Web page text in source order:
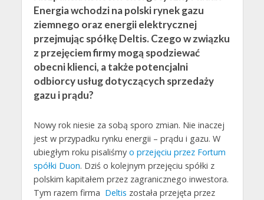
Energia wchodzi na polski rynek gazu
ziemnego oraz energii elektrycznej
przejmując spółkę Deltis. Czego w związku
z przejęciem firmy mogą spodziewać
obecni klienci, a także potencjalni
odbiorcy usług dotyczących sprzedaży
gazu i prądu?
Nowy rok niesie za sobą sporo zmian. Nie inaczej
jest w przypadku rynku energii – prądu i gazu. W
ubiegłym roku pisaliśmy o przejęciu przez Fortum
spółki Duon. Dziś o kolejnym przejęciu spółki z
polskim kapitałem przez zagranicznego inwestora.
Tym razem firma Deltis została przejęta przez